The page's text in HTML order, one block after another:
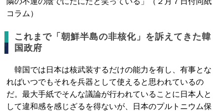
コラム）
これまで「朝鮮半島の非核化」を訴えてきた韓
国政府
韓国では日本は核武装するだけの能力を有し、有事とな
ればいつでもそれを兵器として使えると思われているの
だ。最大手紙でそんな議論が行われていることに日本人と
して違和感を感じざるを得ないが、日本のプルトニウム保